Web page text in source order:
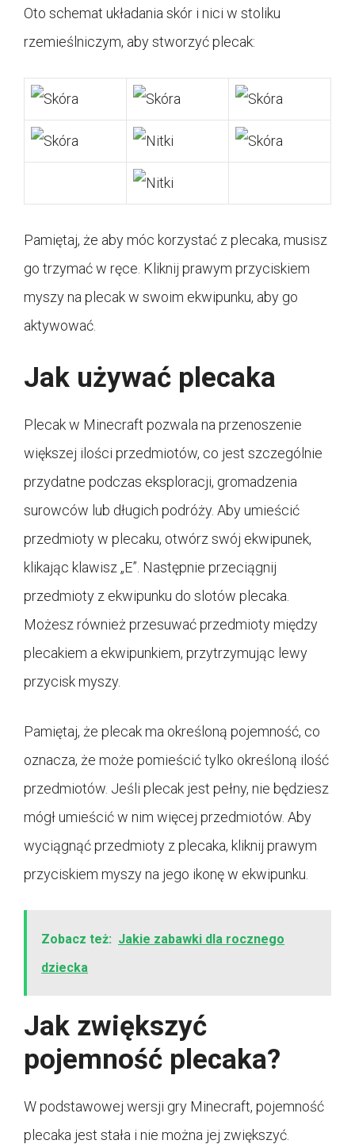
Oto schemat układania skór i nici w stoliku
rzemieślniczym, aby stworzyć plecak:
Pamiętaj, że aby móc korzystać z plecaka, musisz
go trzymać w ręce. Kliknij prawym przyciskiem
myszy na plecak w swoim ekwipunku, aby go
aktywować.
Jak używać plecaka
Plecak w Minecraft pozwala na przenoszenie
większej ilości przedmiotów, co jest szczególnie
przydatne podczas eksploracji, gromadzenia
surowców lub długich podróży. Aby umieścić
przedmioty w plecaku, otwórz swój ekwipunek,
klikając klawisz „E”. Następnie przeciągnij
przedmioty z ekwipunku do slotów plecaka.
Możesz również przesuwać przedmioty między
plecakiem a ekwipunkiem, przytrzymując lewy
przycisk myszy.
Pamiętaj, że plecak ma określoną pojemność, co
oznacza, że ​​może pomieścić tylko określoną ilość
przedmiotów. Jeśli plecak jest pełny, nie będziesz
mógł umieścić w nim więcej przedmiotów. Aby
wyciągnąć przedmioty z plecaka, kliknij prawym
przyciskiem myszy na jego ikonę w ekwipunku.
Zobacz też: Jakie zabawki dla rocznego
dziecka
Jak zwiększyć
pojemność plecaka?
W podstawowej wersji gry Minecraft, pojemność
plecaka jest stała i nie można jej zwiększyć.